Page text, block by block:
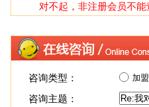
对不起，非注册会员不能
咨询类型： 加盟
咨询主题：